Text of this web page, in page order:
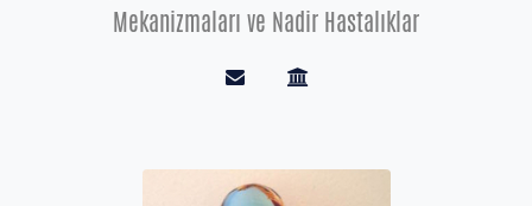
Mekanizmaları ve Nadir Hastalıklar